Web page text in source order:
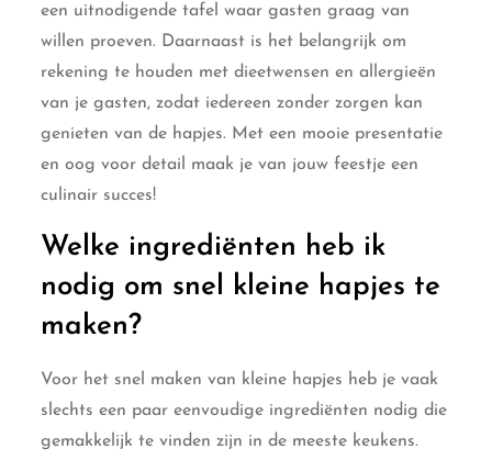
een uitnodigende tafel waar gasten graag van
willen proeven. Daarnaast is het belangrijk om
rekening te houden met dieetwensen en allergieën
van je gasten, zodat iedereen zonder zorgen kan
genieten van de hapjes. Met een mooie presentatie
en oog voor detail maak je van jouw feestje een
culinair succes!
Welke ingrediënten heb ik
nodig om snel kleine hapjes te
maken?
Voor het snel maken van kleine hapjes heb je vaak
slechts een paar eenvoudige ingrediënten nodig die
gemakkelijk te vinden zijn in de meeste keukens.